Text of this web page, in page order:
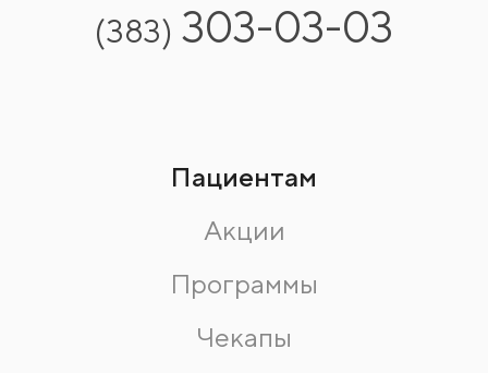
(383) 303-03-03
Пациентам
Акции
Программы
Чекапы